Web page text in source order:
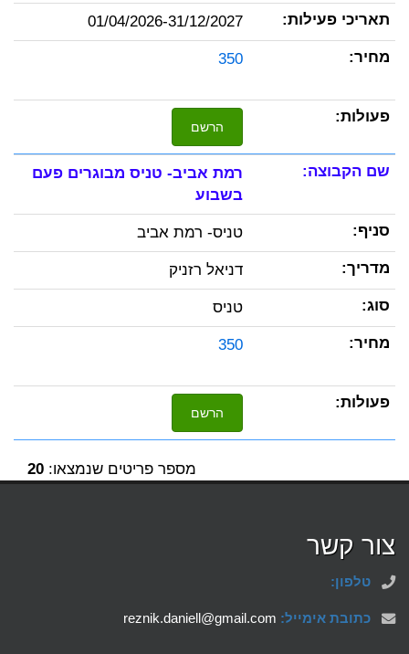
01/04/2026-31/12/2027
350
הרשם
רמת אביב- טניס מבוגרים פעם
בשבוע
טניס- רמת אביב
דניאל רזניק
טניס
350
הרשם
מספר פריטים שנמצאו: 20
צור קשר
טלפון:
כתובת אימייל: reznik.daniell@gmail.com